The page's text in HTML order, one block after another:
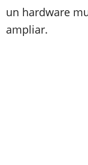
un hardware
ampliar.